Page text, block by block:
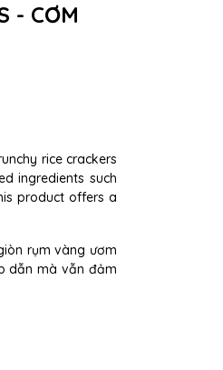
- CƠM
rice crackers
ingredients such
product offers a
rụm vàng ươm
dẫn mà vẫn đảm